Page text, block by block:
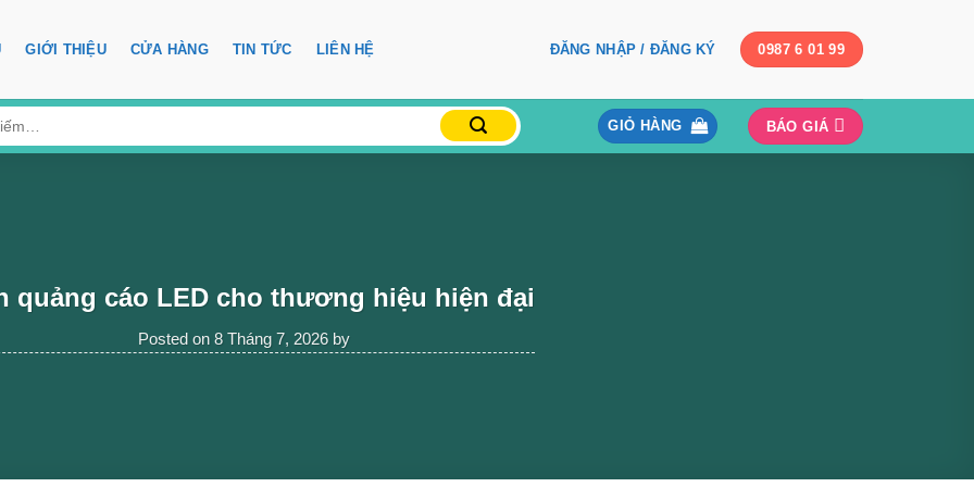
GIỚI THIỆU CỬA HÀNG TIN TỨC LIÊN HỆ ĐĂNG NHẬP / ĐĂNG KÝ 0987 6 01 99
GIỎ HÀNG BÁO GIÁ
quảng cáo LED cho thương hiệu hiện đại
Posted on 8 Tháng 7, 2026by